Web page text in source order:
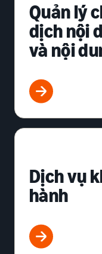
Quản lý
dịch nội
và nội
Dịch vụ
hành